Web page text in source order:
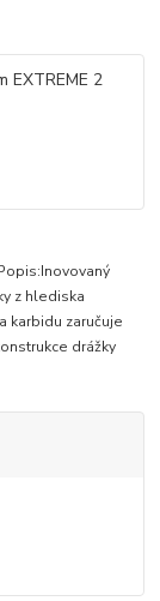
z hlediska
karbidu zaručuje
drážky